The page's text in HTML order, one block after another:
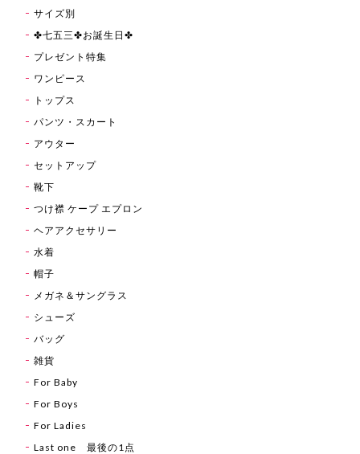
サイズ別
✤七五三✤お誕生日✤
プレゼント特集
ワンピース
トップス
パンツ・スカート
アウター
セットアップ
靴下
つけ襟 ケープ エプロン
ヘアアクセサリー
水着
帽子
メガネ＆サングラス
シューズ
バッグ
雑貨
For Baby
For Boys
For Ladies
Last one 最後の1点